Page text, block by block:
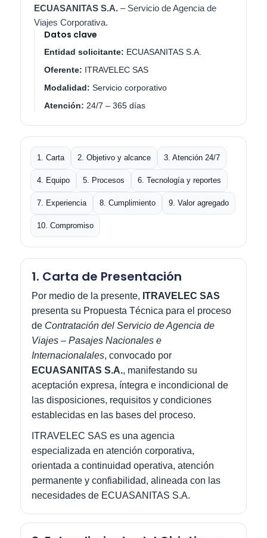
ECUASANITAS S.A. – Servicio de Agencia de
Viajes Corporativa.
Datos clave
Entidad solicitante: ECUASANITAS S.A.
Oferente: ITRAVELEC SAS
Modalidad: Servicio corporativo
Atención: 24/7 – 365 días
1. Carta 2. Objetivo y alcance 3. Atención 24/7
4. Equipo 5. Procesos 6. Tecnología y reportes
7. Experiencia 8. Cumplimiento 9. Valor agregado
10. Compromiso
1. Carta de Presentación
Por medio de la presente, ITRAVELEC SAS
presenta su Propuesta Técnica para el proceso
de Contratación del Servicio de Agencia de
Viajes – Pasajes Nacionales e
Internacionalales, convocado por
ECUASANITAS S.A., manifestando su
aceptación expresa, íntegra e incondicional de
las disposiciones, requisitos y condiciones
establecidas en las bases del proceso.
ITRAVELEC SAS es una agencia
especializada en atención corporativa,
orientada a continuidad operativa, atención
permanente y confiabilidad, alineada con las
necesidades de ECUASANITAS S.A.